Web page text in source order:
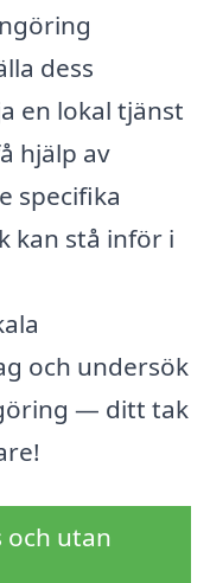
dess
en lokal tjänst
hjälp av
specifika
kan stå inför i
och undersök
— ditt tak
och utan